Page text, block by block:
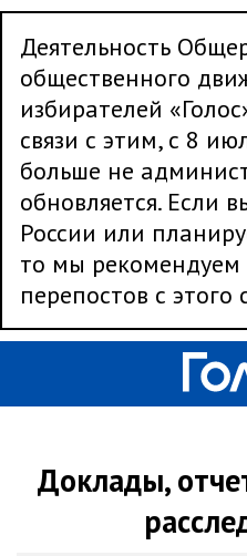
Деятельность
общественного
избирателей
связи с этим, с 8
больше не
обновляется. Если
России или
то мы рекомендуем
перепостов с этого
Доклады,